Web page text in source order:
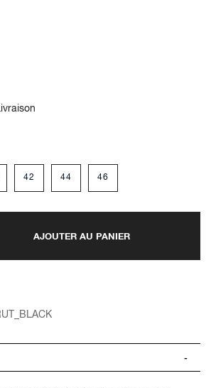
42 44 46
AJOUTER AU PANIER